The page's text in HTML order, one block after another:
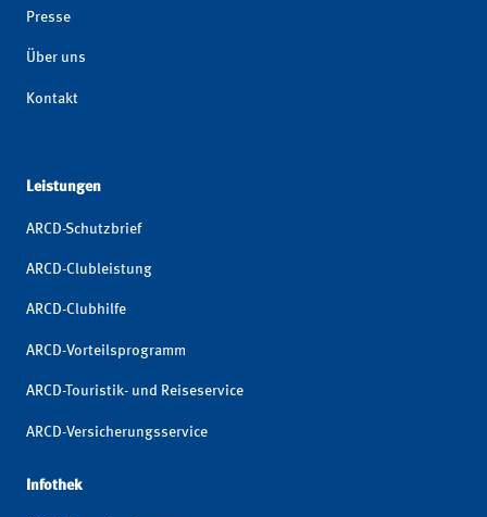
Presse
Über uns
Kontakt
Leistungen
ARCD-Schutzbrief
ARCD-Clubleistung
ARCD-Clubhilfe
ARCD-Vorteilsprogramm
ARCD-Touristik- und Reiseservice
ARCD-Versicherungsservice
Infothek